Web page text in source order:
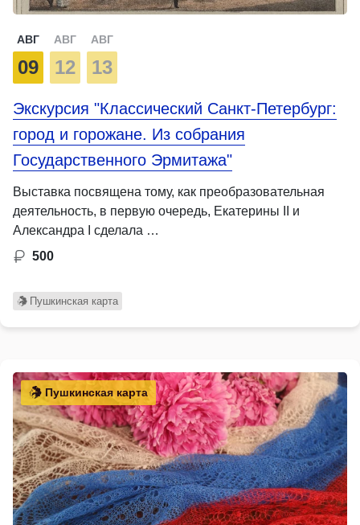
АВГ
09
АВГ
12
АВГ
13
Экскурсия "Классический Санкт-Петербург:
город и горожане. Из собрания
Государственного Эрмитажа"
Выставка посвящена тому, как преобразовательная
деятельность, в первую очередь, Екатерины II и
Александра I сделала …
500
Пушкинская карта
Пушкинская карта